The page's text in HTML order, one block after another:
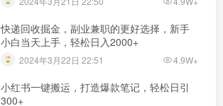
快递回收掘金，副业兼职的更好选择，新手
小白当天上手，轻松日入2000+
2024年3月22日 22:51 4.9W+
小红书一键搬运，打造爆款笔记，轻松日引
300+